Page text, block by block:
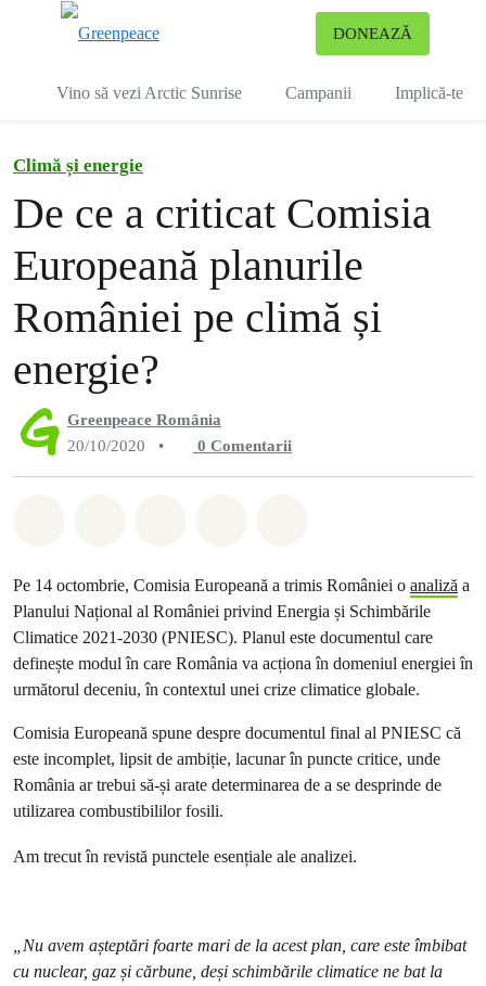
DONEAZĂ
Vino să vezi Arctic Sunrise Campanii Implică-te
Climă și energie
De ce a criticat Comisia
Europeană planurile
României pe climă și
energie?
Greenpeace România
20/10/2020
• 0 Comentarii
Pe 14 octombrie, Comisia Europeană a trimis României o analiză a
Planului Național al României privind Energia și Schimbările
Climatice 2021-2030 (PNIESC). Planul este documentul care
definește modul în care România va acționa în domeniul energiei în
următorul deceniu, în contextul unei crize climatice globale.
Comisia Europeană spune despre documentul final al PNIESC că
este incomplet, lipsit de ambiție, lacunar în puncte critice, unde
România ar trebui să-și arate determinarea de a se desprinde de
utilizarea combustibililor fosili.
Am trecut în revistă punctele esențiale ale analizei.
„Nu avem așteptări foarte mari de la acest plan, care este îmbibat
cu nuclear, gaz și cărbune, deși schimbările climatice ne bat la